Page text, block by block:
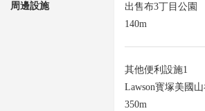
周邊設施
出售布3丁目公園
140m
其他便利設施1
Lawson寳塚美國
350m